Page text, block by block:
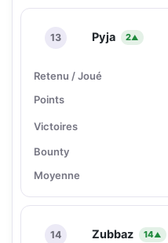
13 Pyja 2▲
14 Zubbaz 14▲